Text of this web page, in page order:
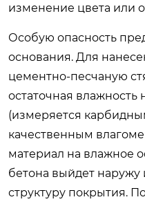
изменение цвета или
Особую опасность
основания. Для
цементно-песчаную
остаточная
(измеряется
качественным
материал на влажное
бетона выйдет
структуру покрытия.